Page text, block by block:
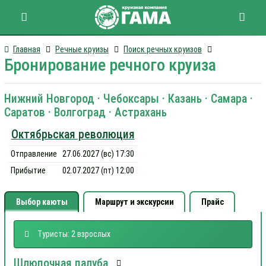
Главная Речные круизы Поиск речных круизов
Бронирование речного круиза
Нижний Новгород · Чебоксары · Казань · Самара ·
Саратов · Волгоград · Астрахань
Октябрьская революция
Отправление
27.06.2027 (вс) 17:30
Прибытие
02.07.2027 (пт) 12:00
Выбор каюты Маршрут и экскурсии Прайс
Туристы: 2 взрослых